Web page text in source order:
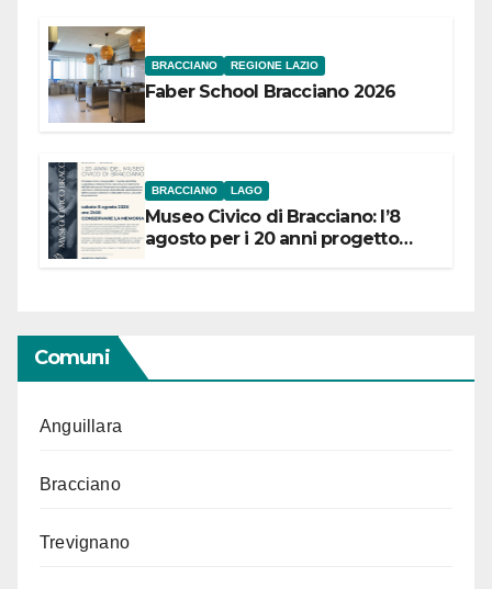
BRACCIANO REGIONE LAZIO
Faber School Bracciano 2026
BRACCIANO LAGO
Museo Civico di Bracciano: l’8
agosto per i 20 anni progetto
Comuni
Anguillara
Bracciano
Trevignano